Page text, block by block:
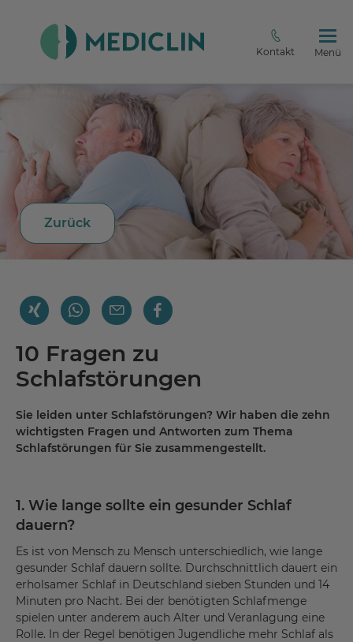
Kontakt Menü
Zurück
10 Fragen zu
Schlafstörungen
Sie leiden unter Schlafstörungen? Wir haben die zehn
wichtigsten Fragen und Antworten zum Thema
Schlafstörungen für Sie zusammengestellt.
1. Wie lange sollte ein gesunder Schlaf
dauern?
Es ist von Mensch zu Mensch unterschiedlich, wie lange
gesunder Schlaf dauern sollte. Durchschnittlich dauert ein
erholsamer Schlaf in Deutschland sieben Stunden und 14
Minuten pro Nacht. Bei der benötigten Schlafmenge
spielen unter anderem auch Alter und Veranlagung eine
Rolle. In der Regel benötigen Jugendliche mehr Schlaf als